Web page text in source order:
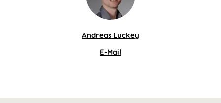
Andreas Luckey
E-Mail